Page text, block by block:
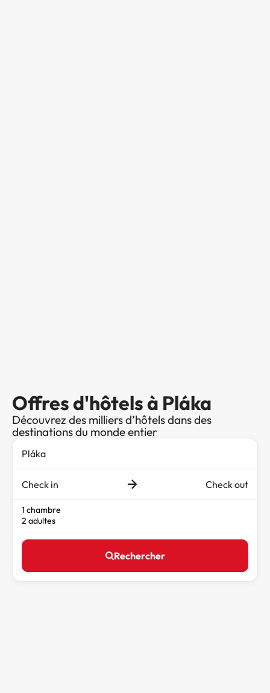
Offres d'hôtels à Pláka
Découvrez des milliers d’hôtels dans des
destinations du monde entier
Check in Check out
1 chambre
2 adultes
Rechercher